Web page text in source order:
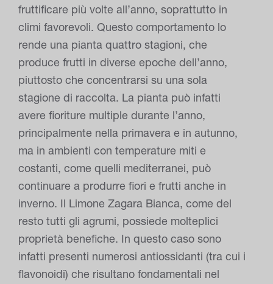
fruttificare più volte all’anno, soprattutto in
climi favorevoli. Questo comportamento lo
rende una pianta quattro stagioni, che
produce frutti in diverse epoche dell’anno,
piuttosto che concentrarsi su una sola
stagione di raccolta. La pianta può infatti
avere fioriture multiple durante l’anno,
principalmente nella primavera e in autunno,
ma in ambienti con temperature miti e
costanti, come quelli mediterranei, può
continuare a produrre fiori e frutti anche in
inverno. Il Limone Zagara Bianca, come del
resto tutti gli agrumi, possiede molteplici
proprietà benefiche. In questo caso sono
infatti presenti numerosi antiossidanti (tra cui i
flavonoidi) che risultano fondamentali nel